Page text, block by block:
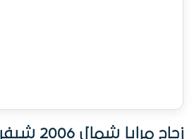
زجاج مرايا شمال 2006 شيفروليه افيو